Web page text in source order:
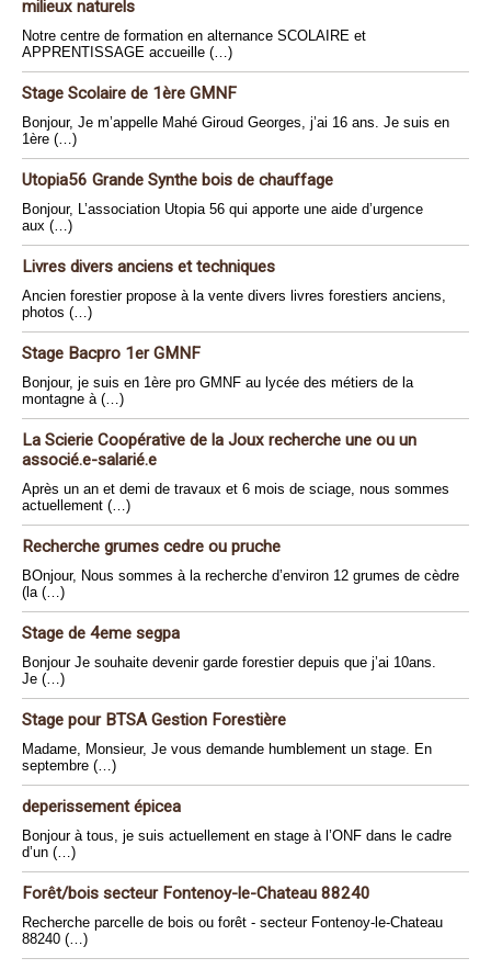
milieux naturels
Notre centre de formation en alternance SCOLAIRE et
APPRENTISSAGE accueille (…)
Stage Scolaire de 1ère GMNF
Bonjour, Je m’appelle Mahé Giroud Georges, j’ai 16 ans. Je suis en
1ère (…)
Utopia56 Grande Synthe bois de chauffage
Bonjour, L’association Utopia 56 qui apporte une aide d’urgence
aux (…)
Livres divers anciens et techniques
Ancien forestier propose à la vente divers livres forestiers anciens,
photos (…)
Stage Bacpro 1er GMNF
Bonjour, je suis en 1ère pro GMNF au lycée des métiers de la
montagne à (…)
La Scierie Coopérative de la Joux recherche une ou un
associé.e-salarié.e
Après un an et demi de travaux et 6 mois de sciage, nous sommes
actuellement (…)
Recherche grumes cedre ou pruche
BOnjour, Nous sommes à la recherche d’environ 12 grumes de cèdre
(la (…)
Stage de 4eme segpa
Bonjour Je souhaite devenir garde forestier depuis que j’ai 10ans.
Je (…)
Stage pour BTSA Gestion Forestière
Madame, Monsieur, Je vous demande humblement un stage. En
septembre (…)
deperissement épicea
Bonjour à tous, je suis actuellement en stage à l’ONF dans le cadre
d’un (…)
Forêt/bois secteur Fontenoy-le-Chateau 88240
Recherche parcelle de bois ou forêt - secteur Fontenoy-le-Chateau
88240 (…)